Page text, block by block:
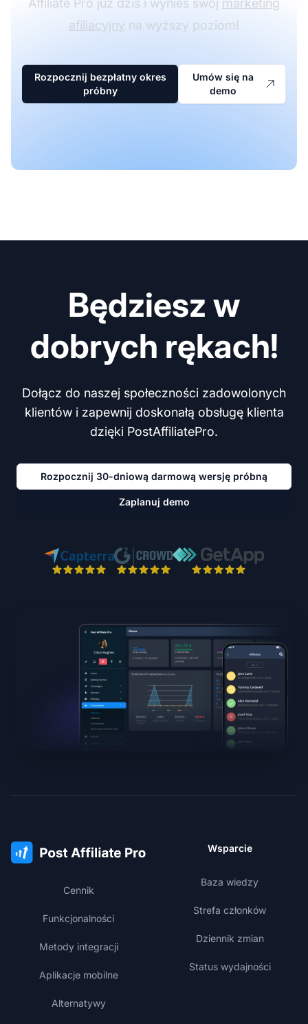
Affiliate Pro już dziś i wynieś swój marketing
afiliacyjny na wyższy poziom!
Rozpocznij bezpłatny okres
próbny
Umów się na
demo
Będziesz w
dobrych rękach!
Dołącz do naszej społeczności zadowolonych
klientów i zapewnij doskonałą obsługę klienta
dzięki PostAffiliatePro.
Rozpocznij 30-dniową darmową wersję próbną
Zaplanuj demo
Cennik
Funkcjonalności
Metody integracji
Aplikacje mobilne
Alternatywy
Wsparcie
Baza wiedzy
Strefa członków
Dziennik zmian
Status wydajności